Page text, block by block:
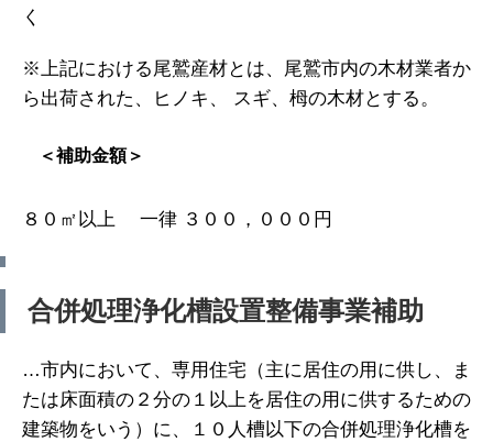
く
※上記における尾鷲産材とは、尾鷲市内の木材業者か
ら出荷された、ヒノキ、 スギ、栂の木材とする。
＜補助金額＞
８０㎡以上 一律 ３００，０００円
合併処理浄化槽設置整備事業補助
…市内において、専用住宅（主に居住の用に供し、ま
たは床面積の２分の１以上を居住の用に供するための
建築物をいう）に、１０人槽以下の合併処理浄化槽を